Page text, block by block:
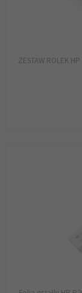
ZESTAW ROLEK